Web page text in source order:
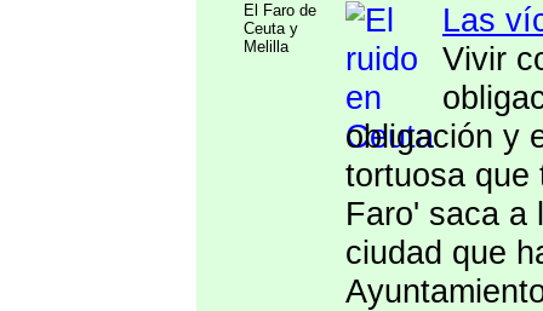
El Faro de
Ceuta y
Melilla
Las
Vivir
obligación y
tortuosa que
Faro' saca a
ciudad que